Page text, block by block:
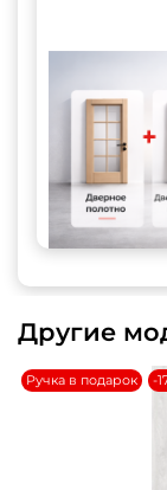
Другие
Ручка в подарок -